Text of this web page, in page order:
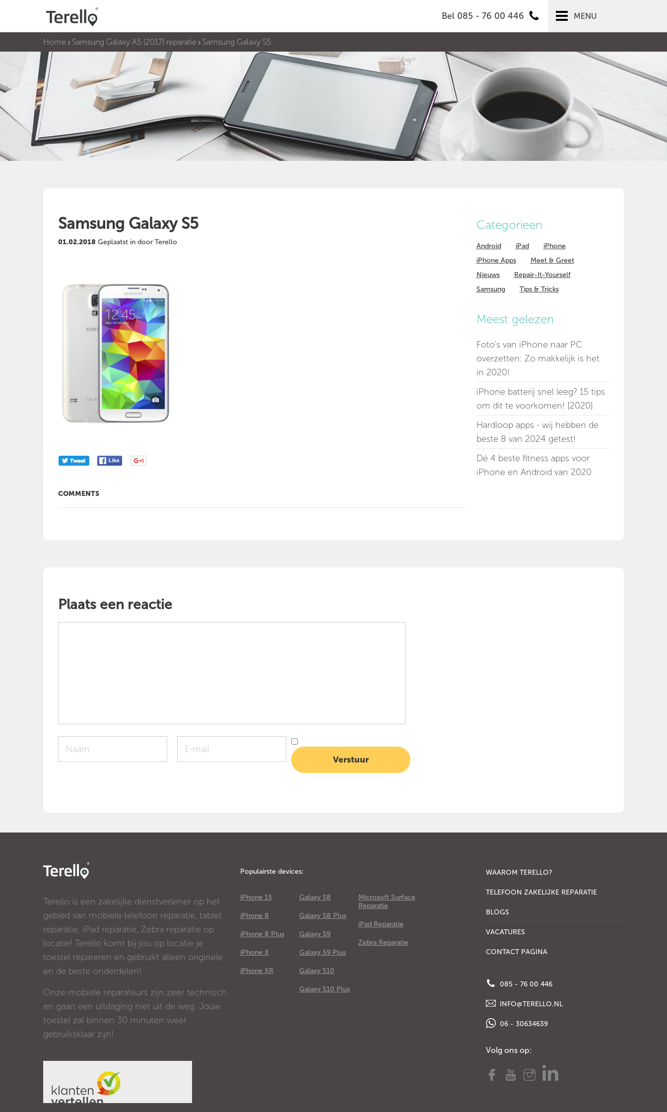
Bel 085 - 76 00 446 MENU
Home Samsung Galaxy A5 (2017) reparatie Samsung Galaxy S5
Samsung Galaxy S5
01.02.2018 Geplaatst in door Terello
COMMENTS
Categorieen
Android iPad
iPhone
iPhone Apps
Meet & Greet
Nieuws
Repair-It-Yourself
Samsung
Tips & Tricks
Meest gelezen
Foto's van iPhone naar PC
overzetten: Zo makkelijk is het
in 2020!
iPhone batterij snel leeg? 15 tips
om dit te voorkomen! [2020]
Hardloop apps - wij hebben de
beste 8 van 2024 getest!
Dé 4 beste fitness apps voor
iPhone en Android van 2020
Plaats een reactie
Terello is een zakelijke dienstverlener op het
gebied van mobiele telefoon reparatie, tablet
reparatie, iPad reparatie, Zebra reparatie op
locatie! Terello komt bij jou op locatie je
toestel repareren en gebruikt alleen originele
en de beste onderdelen!
Onze mobiele reparateurs zijn zeer technisch
en gaan een uitdaging niet uit de weg. Jouw
toestel zal binnen 30 minuten weer
gebruiksklaar zijn!
Populairste devices:
iPhone 15
iPhone 8
iPhone 8 Plus
iPhone X
iPhone XR
Galaxy S8
Galaxy S8 Plus
Galaxy S9
Galaxy S9 Plus
Galaxy S10
Galaxy S10 Plus
Microsoft Surface
Reparatie
iPad Reparatie
Zebra Reparatie
WAAROM TERELLO?
TELEFOON ZAKELIJKE REPARATIE
BLOGS
VACATURES
CONTACT PAGINA
085 - 76 00 446
INFO@TERELLO.NL
06 - 30634639
Volg ons op: